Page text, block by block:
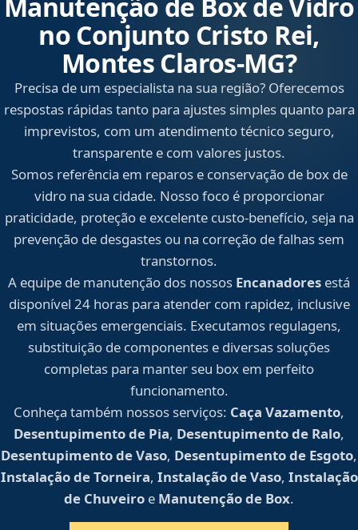
Manutenção de Box de Vidro
no Conjunto Cristo Rei,
Montes Claros‑MG?
Precisa de um especialista na sua região? Oferecemos
respostas rápidas tanto para ajustes simples quanto para
imprevistos, com um atendimento técnico seguro,
transparente e com valores justos.
Somos referência em reparos e conservação de box de
vidro na sua cidade. Nosso foco é proporcionar
praticidade, proteção e excelente custo-benefício, seja na
prevenção de desgastes ou na correção de falhas sem
transtornos.
A equipe de manutenção dos nossos Encanadores está
disponível 24 horas para atender com rapidez, inclusive
em situações emergenciais. Executamos regulagens,
substituição de componentes e diversas soluções
completas para manter seu box em perfeito
funcionamento.
Conheça também nossos serviços: Caça Vazamento,
Desentupimento de Pia, Desentupimento de Ralo,
Desentupimento de Vaso, Desentupimento de Esgoto,
Instalação de Torneira, Instalação de Vaso, Instalação
de Chuveiro e Manutenção de Box.